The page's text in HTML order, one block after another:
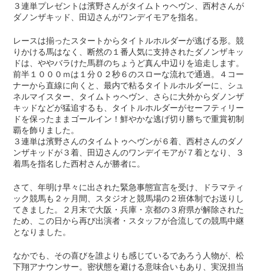
３連単プレゼントは濱野さんがタイムトゥヘヴン、西村さんが
ダノンザキッド、田辺さんがワンデイモアを指名。
レースは揃ったスタートからタイトルホルダーが逃げる形。競
りかける馬はなく、断然の１番人気に支持されたダノンザキッ
ドは、ややバラけた馬群のちょうど真ん中辺りを追走します。
前半１０００ｍは１分０２秒６のスローな流れで通過。４コー
ナーから直線に向くと、最内で粘るタイトルホルダーに、シュ
ネルマイスター、タイムトゥヘヴン、さらに大外からダノンザ
キッドなどが猛追するも、タイトルホルダーがセーフティリー
ドを保ったままゴールイン！鮮やかな逃げ切り勝ちで重賞初制
覇を飾りました。
３連単は濱野さんのタイムトゥヘヴンが６着、西村さんのダノ
ンザキッドが３着、田辺さんのワンデイモアが７着となり、３
着馬を指名した西村さんが勝者に。
さて、年明け早々に出された緊急事態宣言を受け、ドラマティ
ック競馬も２ヶ月間、スタジオと競馬場の２班体制でお送りし
てきました。２月末で大阪・兵庫・京都の３府県が解除された
ため、この日から再び出演者・スタッフが合流しての競馬中継
となりました。
なかでも、その喜びを誰よりも感じているであろう人物が、松
下翔アナウンサー。密状態を避ける意味合いもあり、実況担当